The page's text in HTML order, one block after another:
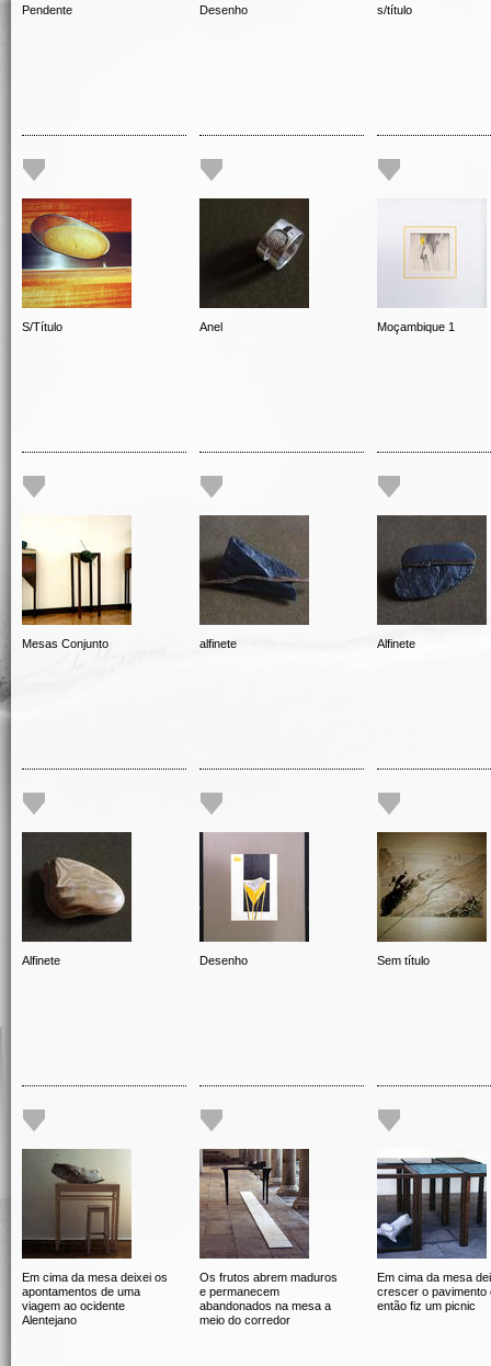
Pendente Desenho s/título
S/Título Anel Moçambique 1
Mesas Conjunto alfinete Alfinete
Alfinete Desenho Sem título
Em cima da mesa deixei os
apontamentos de uma
viagem ao ocidente
Alentejano
Os frutos abrem maduros
e permanecem
abandonados na mesa a
meio do corredor
Em cima da mesa
crescer o pavimento
então fiz um picnic